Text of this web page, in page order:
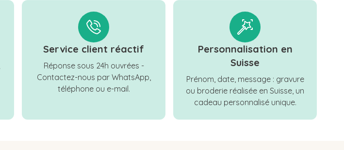
Service client réactif
Réponse sous 24h ouvrées -
Contactez-nous par WhatsApp,
téléphone ou e-mail.
Personnalisation en
Suisse
Prénom, date, message : gravure
ou broderie réalisée en Suisse, un
cadeau personnalisé unique.